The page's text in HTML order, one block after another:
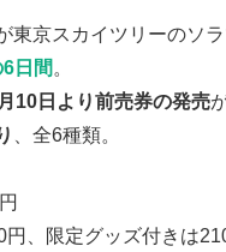
京スカイツリーのソ
日間 。
10日より前売券の発売
、全6種類。
、限定グッズ付きは